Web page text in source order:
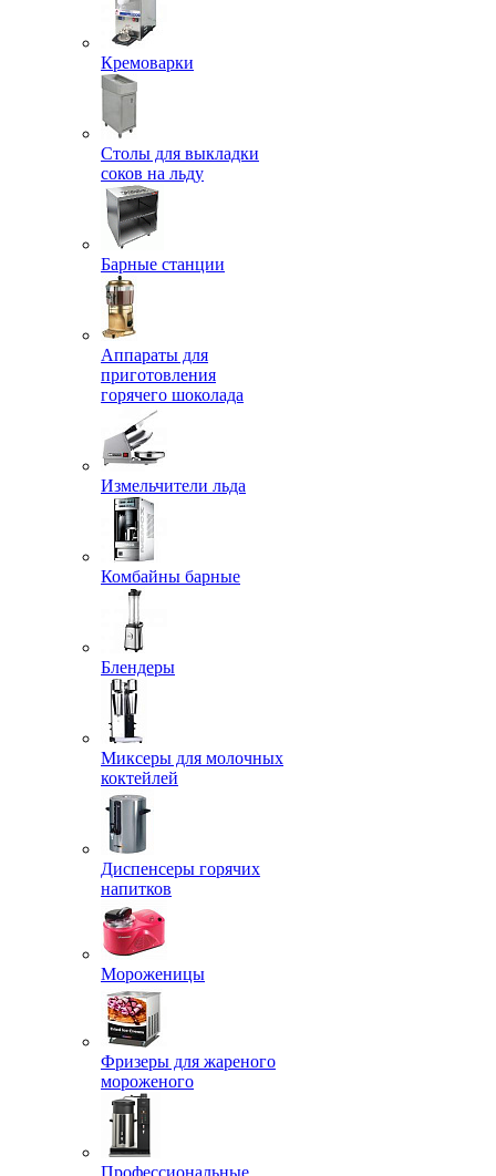
Кремоварки
Столы для выкладки
соков на льду
Барные станции
Аппараты для
приготовления
горячего шоколада
Измельчители льда
Комбайны барные
Блендеры
Миксеры для молочных
коктейлей
Диспенсеры горячих
напитков
Мороженицы
Фризеры для жареного
мороженого
Профессиональные